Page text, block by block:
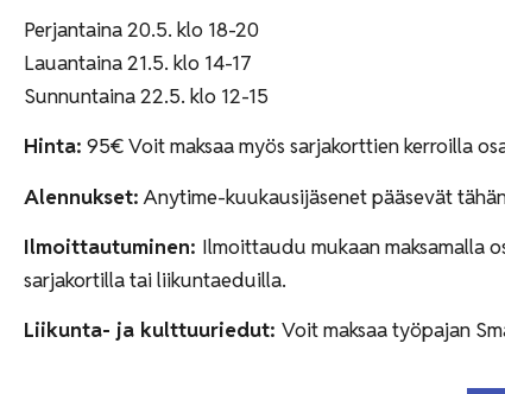
Perjantaina 20.5. klo 18-20
Lauantaina 21.5. klo 14-17
Sunnuntaina 22.5. klo 12-15
Hinta: 95€ Voit maksaa myös sarjakorttien kerroilla
Alennukset:Anytime-kuukausijäsenet pääsevät
Ilmoittautuminen: Ilmoittaudu mukaan maksamalla
sarjakortilla tai liikuntaeduilla.
Liikunta- ja kulttuuriedut: Voit maksaa työpajan